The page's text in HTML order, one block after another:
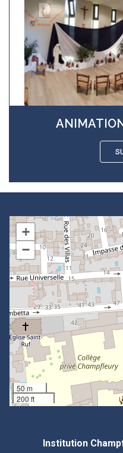
+
−
50 m
200 ft
Institution